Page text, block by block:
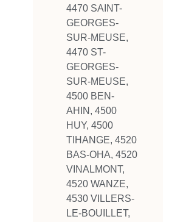
4470 SAINT-
GEORGES-
SUR-MEUSE,
4470 ST-
GEORGES-
SUR-MEUSE,
4500 BEN-
AHIN , 4500
HUY, 4500
TIHANGE, 4520
BAS-OHA, 4520
VINALMONT,
4520 WANZE,
4530 VILLERS-
LE-BOUILLET,